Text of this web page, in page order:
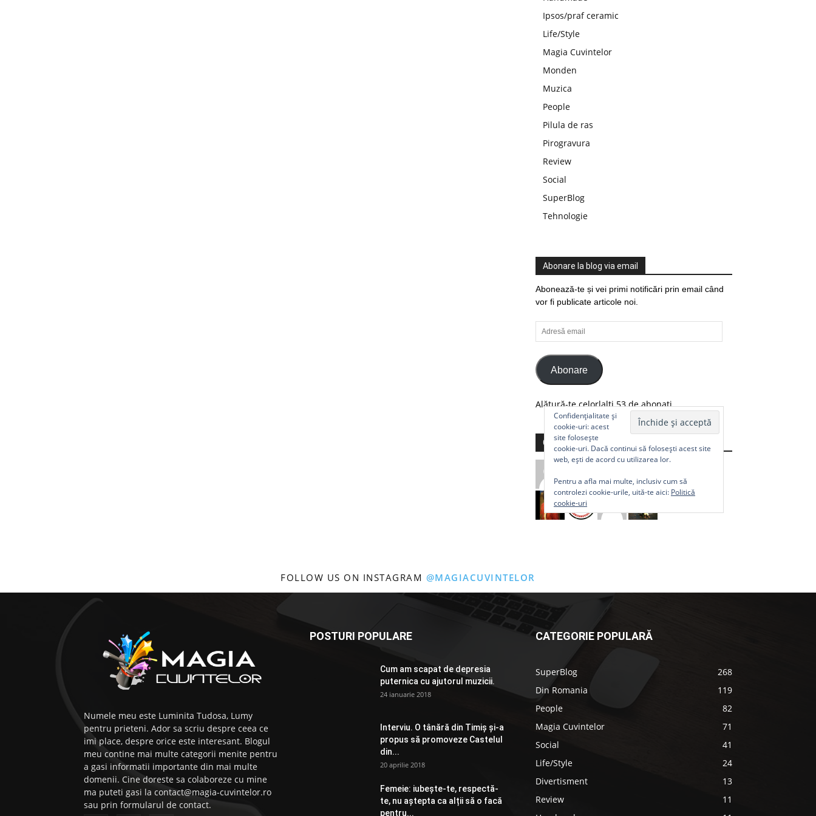
Ipsos/praf ceramic
Life/Style
Magia Cuvintelor
Monden
Muzica
People
Pilula de ras
Pirogravura
Review
Social
SuperBlog
Tehnologie
Abonare la blog via email
Abonează-te și vei primi notificări prin email când
vor fi publicate articole noi.
Adresă
email
Abonare
Alătură-te celorlalți 53 de abonați.
Comunitate
Confidențialitate și
cookie-uri: acest
site folosește
cookie-uri. Dacă continui să folosești acest site
web, ești de acord cu utilizarea lor.
Pentru a afla mai multe, inclusiv cum să
controlezi cookie-urile, uită-te aici: Politică
cookie-uri
FOLLOW US ON INSTAGRAM @MAGIACUVINTELOR
Numele meu este Luminita Tudosa, Lumy
pentru prieteni. Ador sa scriu despre ceea ce
imi place, despre orice este interesant. Blogul
meu contine mai multe categorii menite pentru
a gasi informatii importante din mai multe
domenii. Cine doreste sa colaboreze cu mine
ma puteti gasi la contact@magia-cuvintelor.ro
sau prin formularul de contact.
POSTURI POPULARE
Cum am scapat de depresia
puternica cu ajutorul muzicii.
24 ianuarie 2018
Interviu. O tânără din Timiș și-a
propus să promoveze Castelul
din...
20 aprilie 2018
Femeie: iubește-te, respectă-
te, nu aștepta ca alții să o facă
pentru...
CATEGORIE POPULARĂ
SuperBlog
268
Din Romania
119
People
82
Magia Cuvintelor
71
Social
41
Life/Style
24
Divertisment
13
Review
11